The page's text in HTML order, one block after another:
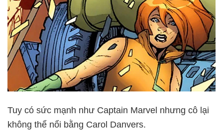
Tuy có sức mạnh như Captain Marvel nhưng cô lại
không thể nổi bằng Carol Danvers.